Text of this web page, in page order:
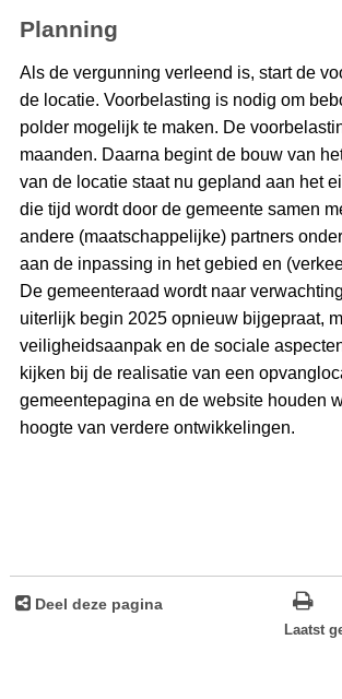
Planning
Als de vergunning verleend is, start de
de locatie. Voorbelasting is nodig om
polder mogelijk te maken. De
maanden. Daarna begint de bouw van
van de locatie staat nu gepland aan het
die tijd wordt door de gemeente samen
andere (maatschappelijke) partners
aan de inpassing in het gebied en
De gemeenteraad wordt naar
uiterlijk begin 2025 opnieuw bijgepraat,
veiligheidsaanpak en de sociale
kijken bij de realisatie van een
gemeentepagina en de website houden
hoogte van verdere ontwikkelingen.
Deel deze pagina
Laatst